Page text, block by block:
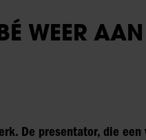
WEER
De presentator, die